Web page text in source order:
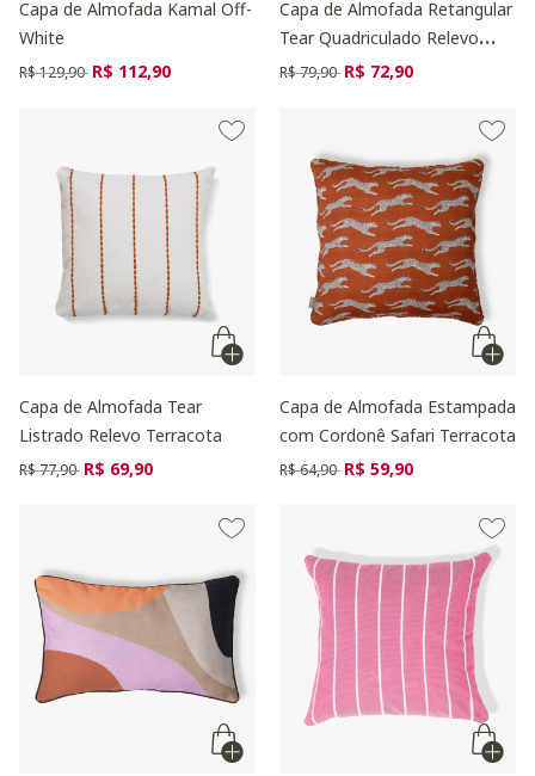
Capa de Almofada Kamal Off-
White
Preço reduzido de
R$ 129,90 para
R$ 112,90
Capa de Almofada Retangular
Tear Quadriculado Relevo
Terracota
Preço reduzido de
R$ 79,90 para
R$ 72,90
Capa de Almofada Tear
Listrado Relevo Terracota
Preço reduzido de
R$ 77,90 para
R$ 69,90
Capa de Almofada Estampada
com Cordonê Safari Terracota
Preço reduzido de
R$ 64,90 para
R$ 59,90